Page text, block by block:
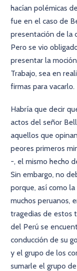
hacían polémicas
fue en el caso de
presentación de la
Pero se vio
presentar la
Trabajo, sea en
firmas para vacarlo.
Habría que decir
actos del señor
aquellos que
peores primeros
-, el mismo hecho
Sin embargo, no
porque, así como
muchos peruanos,
tragedias de estos
del Perú se
conducción de su
y el grupo de los
sumarle el grupo